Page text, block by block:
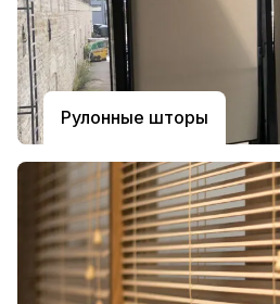
Рулонные шторы